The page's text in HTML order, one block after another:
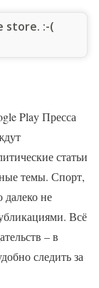
store. :-(
Play Пресса
статьи
темы. Спорт,
далеко не
Всё
– в
следить за